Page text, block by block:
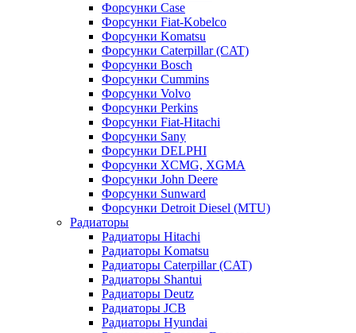
Форсунки Case
Форсунки Fiat-Kobelco
Форсунки Komatsu
Форсунки Caterpillar (CAT)
Форсунки Bosch
Форсунки Cummins
Форсунки Volvo
Форсунки Perkins
Форсунки Fiat-Hitachi
Форсунки Sany
Форсунки DELPHI
Форсунки XCMG, XGMA
Форсунки John Deere
Форсунки Sunward
Форсунки Detroit Diesel (MTU)
Радиаторы
Радиаторы Hitachi
Радиаторы Komatsu
Радиаторы Caterpillar (CAT)
Радиаторы Shantui
Радиаторы Deutz
Радиаторы JCB
Радиаторы Hyundai